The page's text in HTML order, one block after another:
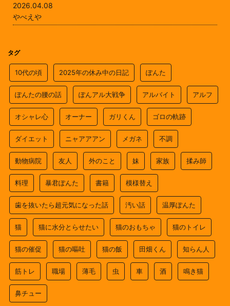
2026.04.08
やべえや
タグ
10代の頃 2025年の休み中の日記 ぽんた
ぽんたの腰の話 ぽんアル大戦争 アルバイト アルフ
オシャレ心 オーナー ガリくん ゴロの軌跡
ダイエット ニャアアアン メガネ 不調
動物病院 友人 外のこと 妹 家族 揉み師
料理 暴君ぽんた 書籍 模様替え
歯を抜いたら超元気になった話 汚い話 温厚ぽんた
猫 猫に水分とらせたい 猫のおもちゃ 猫のトイレ
猫の催促 猫の嘔吐 猫の飯 田畑くん 知らん人
筋トレ 職場 薄毛 虫 車 酒 鳴き猫
鼻チュー